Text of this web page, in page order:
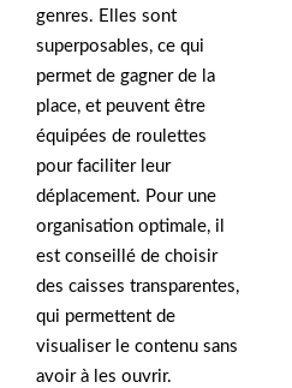
genres. Elles sont
superposables, ce qui
permet de gagner de la
place, et peuvent être
équipées de roulettes
pour faciliter leur
déplacement. Pour une
organisation optimale, il
est conseillé de choisir
des caisses transparentes,
qui permettent de
visualiser le contenu sans
avoir à les ouvrir.